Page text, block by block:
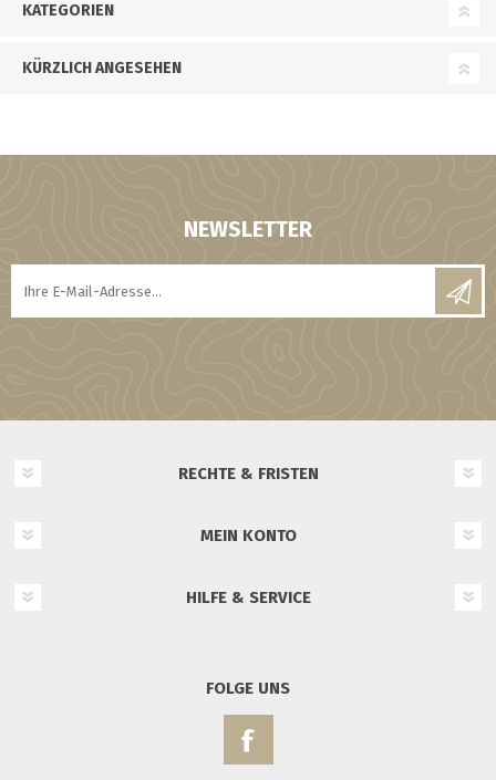
KATEGORIEN
KÜRZLICH ANGESEHEN
NEWSLETTER
RECHTE & FRISTEN
MEIN KONTO
HILFE & SERVICE
FOLGE UNS